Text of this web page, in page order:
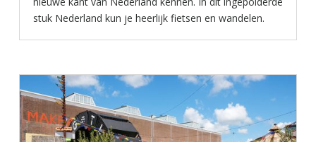
stuk Nederland kun je heerlijk fietsen en wandelen.